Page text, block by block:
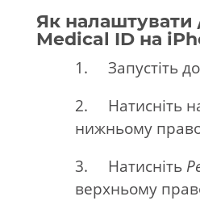
Як налаштувати
Medical ID на
1. Запустіть
2. Натисніть
нижньому
3. Натисніть
верхньому